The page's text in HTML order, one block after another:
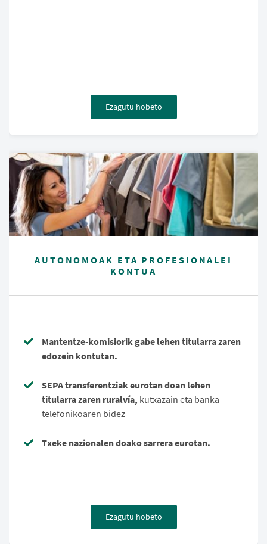
Ezagutu hobeto
AUTONOMOAK ETA PROFESIONALEI
KONTUA
Mantentze-komisiorik gabe lehen titularra zaren
edozein kontutan.
SEPA transferentziak eurotan doan lehen
titularra zaren ruralvía, kutxazain eta banka
telefonikoaren bidez
Txeke nazionalen doako sarrera eurotan.
Ezagutu hobeto